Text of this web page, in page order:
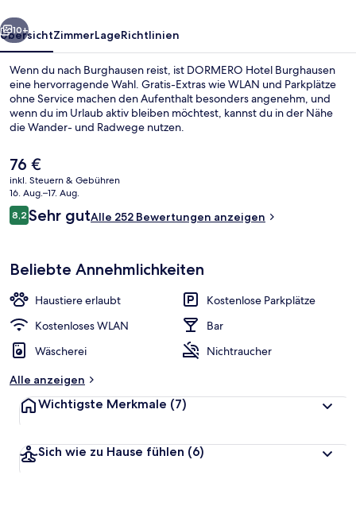
Weiter
10+
ÜbersichtZimmerLageRichtlinien
Wenn du nach Burghausen reist, ist DORMERO Hotel Burghausen
eine hervorragende Wahl. Gratis-Extras wie WLAN und Parkplätze
ohne Service machen den Aufenthalt besonders angenehm, und
wenn du im Urlaub aktiv bleiben möchtest, kannst du in der Nähe
die Wander- und Radwege nutzen.
Der
aktuelle
Preis
beträgt
76 €.
76 €
inkl. Steuern & Gebühren
16. Aug.–17. Aug.
Bewertungen
8,28,2 von 10.
Sehr gutAlle 252 Bewertungen anzeigen
Beliebte Annehmlichkeiten
Haustiere erlaubt
Kostenlose Parkplätze
Kostenloses WLAN
Bar
Wäscherei
Nichtraucher
Alle anzeigen
Wichtigste Merkmale (7)
Sich wie zu Hause fühlen (6)